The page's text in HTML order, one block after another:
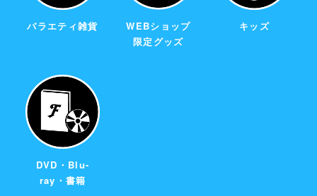
バラエティ雑貨
WEBショップ
限定グッズ
キッズ
DVD・Blu-
ray・書籍